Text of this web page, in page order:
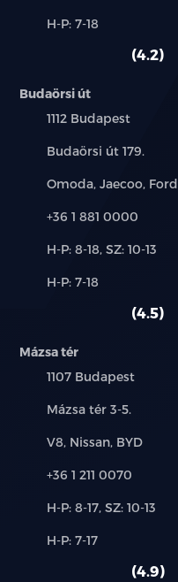
használt
Alkatrész,
H-P: 7-18
4.2
Budaörsi út
Település:
1112 Budapest
Cím:
Budaörsi út 179.
Márkák:
Omoda, Jaecoo, Ford
Telefon:
+36 1 881 0000
Új-
használt
H-P: 8-18, SZ: 10-13
Alkatrész,
H-P: 7-18
4.5
Mázsa tér
Település:
1107 Budapest
Cím:
Mázsa tér 3-5.
Márkák:
V8, Nissan, BYD
Telefon:
+36 1 211 0070
Új-
használt
H-P: 8-17, SZ: 10-13
Alkatrész,
H-P: 7-17
4.9